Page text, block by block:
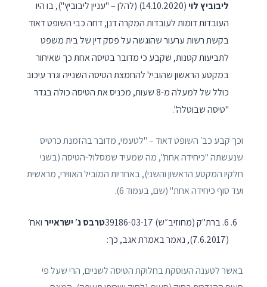
ליבוביץ לוי
(14.10.2020) (להלן – "עניין ליבוביץ"), בו היו
העובדות דומות לעובדות המקרה דנן, דחה כבי השופט דאוד
בקשת רשות ערעור שהוגשה על פסק דין של בית משפט
לתביעות קטנות, שקבע כי מדובר בטיסה אחת כך שאיחור
במקטע הראשון שהוביל להחמצת הטיסה השנייה וגרר עיכוב
כולל של למעלה מ-8 שעות, מכניס את הטיסה כולה בגדר
"טיסה שבוטלה".
וכך קבע כב׳ השופט דאוד – "לטעמי, מדובר בהזמנת כרטיס
שנעשתה "כיחידה אחת", מה שמעיד שמסלול-הטיסה (בשני
חלקיו המקטע הראשון והשני), באחריות המוביל האווירי, מראשית
ועד סוף כיחידה אחת" (שם, בעמוד 6).
6. ברת"ק (מחוזיב״ש) 39186-03-17 טרבס נ׳ ישראייר ואח׳
(7.6.2017), נאמר באמרת אגב, כך:
באשר לטענה העוסקת בחלוקת הטיסה לשניים, הרי שעל פי